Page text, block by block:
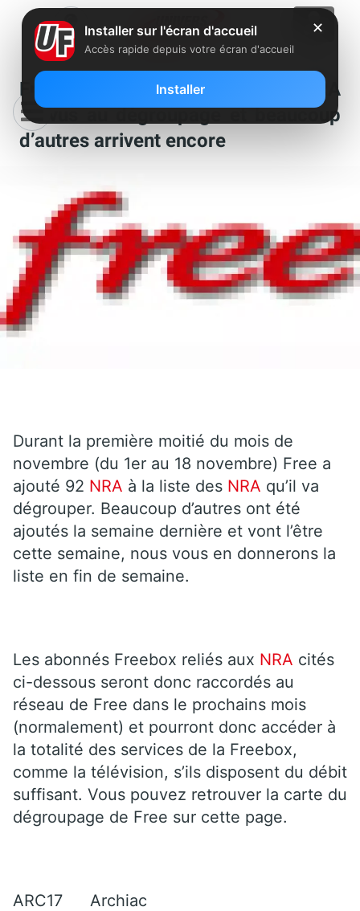
Free : près de 100 nouveaux NRA
prévus au dégroupage et beaucoup
d’autres arrivent encore
Durant la première moitié du mois de
novembre (du 1er au 18 novembre) Free a
ajouté 92 NRA à la liste des NRA qu’il va
dégrouper. Beaucoup d’autres ont été
ajoutés la semaine dernière et vont l’être
cette semaine, nous vous en donnerons la
liste en fin de semaine.
Les abonnés Freebox reliés aux NRA cités
ci-dessous seront donc raccordés au
réseau de Free dans le prochains mois
(normalement) et pourront donc accéder à
la totalité des services de la Freebox,
comme la télévision, s’ils disposent du débit
suffisant. Vous pouvez retrouver la carte du
dégroupage de Free sur cette page.
ARC17 Archiac
✕
Installer sur l'écran d'accueil
Accès rapide depuis votre écran d'accueil
Installer